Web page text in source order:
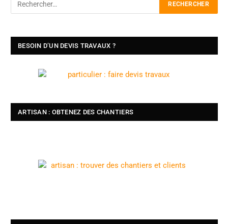
BESOIN D’UN DEVIS TRAVAUX ?
ARTISAN : OBTENEZ DES CHANTIERS